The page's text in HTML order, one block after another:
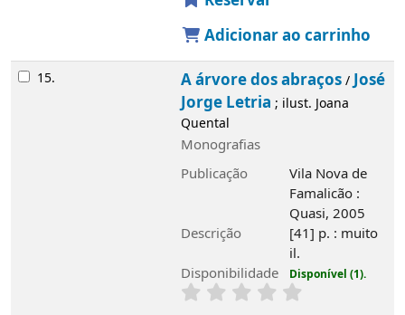
Adicionar ao carrinho
15. A árvore dos abraços/José
Jorge Letria ; ilust. Joana
Quental
Monografias
Publicação
Vila Nova de
Famalicão :
Quasi, 2005
Descrição
[41] p. : muito
il.
Disponibilidade
Disponível (1).